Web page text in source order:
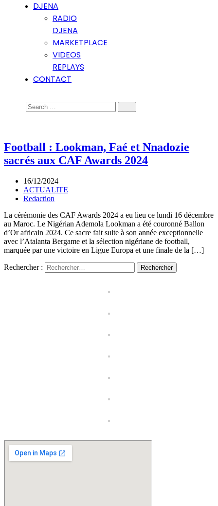
DJENA
RADIO
DJENA
MARKETPLACE
VIDEOS
REPLAYS
CONTACT
Football : Lookman, Faé et Nnadozie
sacrés aux CAF Awards 2024
16/12/2024
ACTUALITE
Redaction
La cérémonie des CAF Awards 2024 a eu lieu ce lundi 16 décembre
au Maroc. Le Nigérian Ademola Lookman a été couronné Ballon
d’Or africain 2024. Ce sacre fait suite à son année exceptionnelle
avec l’Atalanta Bergame et la sélection nigériane de football,
marquée par une victoire en Ligue Europa et une finale de la […]
Rechercher :